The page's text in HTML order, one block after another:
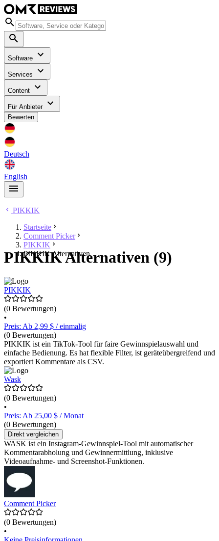
Software
Services
Content
Für Anbieter
Bewerten
Deutsch
English
PIKKIK
Startseite
Comment Picker
PIKKIK
PIKKIK Alternativen
PIKKIK Alternativen (9)
PIKKIK
(0 Bewertungen)
•
Preis: Ab 2,99 $ / einmalig
(0 Bewertungen)
PIKKIK ist ein TikTok-Tool für faire Gewinnspielauswahl und
einfache Bedienung. Es hat flexible Filter, ist geräteübergreifend und
exportiert Kommentare als CSV.
Wask
(0 Bewertungen)
•
Preis: Ab 25,00 $ / Monat
(0 Bewertungen)
Direkt vergleichen
WASK ist ein Instagram-Gewinnspiel-Tool mit automatischer
Kommentarabholung und Gewinnermittlung, inklusive
Videoaufnahme- und Screenshot-Funktionen.
Comment Picker
(0 Bewertungen)
•